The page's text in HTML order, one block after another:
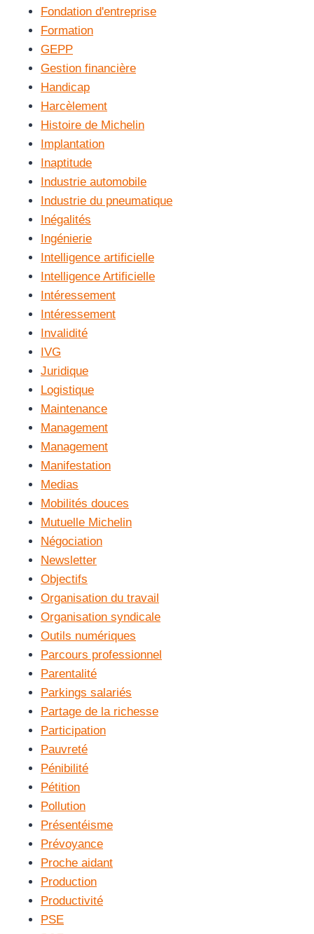
Fondation d'entreprise
Formation
GEPP
Gestion financière
Handicap
Harcèlement
Histoire de Michelin
Implantation
Inaptitude
Industrie automobile
Industrie du pneumatique
Inégalités
Ingénierie
Intelligence artificielle
Intelligence Artificielle
Intéressement
Intéressement
Invalidité
IVG
Juridique
Logistique
Maintenance
Management
Management
Manifestation
Medias
Mobilités douces
Mutuelle Michelin
Négociation
Newsletter
Objectifs
Organisation du travail
Organisation syndicale
Outils numériques
Parcours professionnel
Parentalité
Parkings salariés
Partage de la richesse
Participation
Pauvreté
Pénibilité
Pétition
Pollution
Présentéisme
Prévoyance
Proche aidant
Production
Productivité
PSE